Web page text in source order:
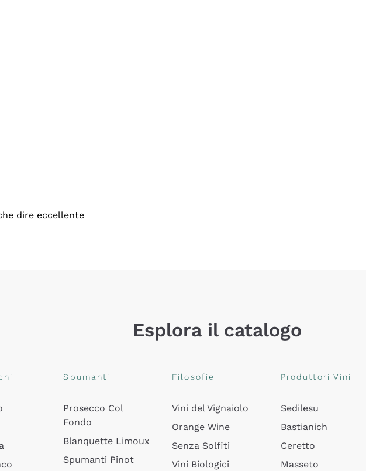
dire eccellente
Esplora il catalogo
Spumanti
Prosecco Col
Fondo
Blanquette Limoux
Spumanti Pinot
Filosofie
Vini del Vignaiolo
Orange Wine
Senza Solfiti
Vini Biologici
Produttori Vini
Sedilesu
Bastianich
Ceretto
Masseto